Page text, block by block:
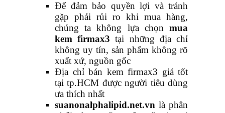
Để đảm bảo quyền lợi và tránh
gặp phải rủi ro khi mua hàng,
chúng ta không lựa chọn mua
kem firmax3 tại những địa chỉ
không uy tín, sản phẩm không rõ
xuất xứ, nguồn gốc
Địa chỉ bán kem firmax3 giá tốt
tại tp.HCM được người tiêu dùng
ưa thích nhất
suanonalphalipid.net.vn là phân